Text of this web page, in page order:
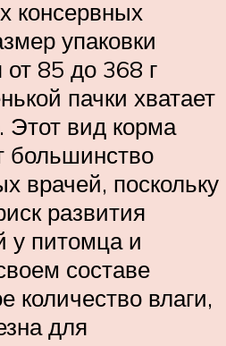
консервных
упаковки
от 85 до 368 г
пачки хватает
Этот вид корма
большинство
врачей, поскольку
развития
у питомца и
составе
количество влаги,
для